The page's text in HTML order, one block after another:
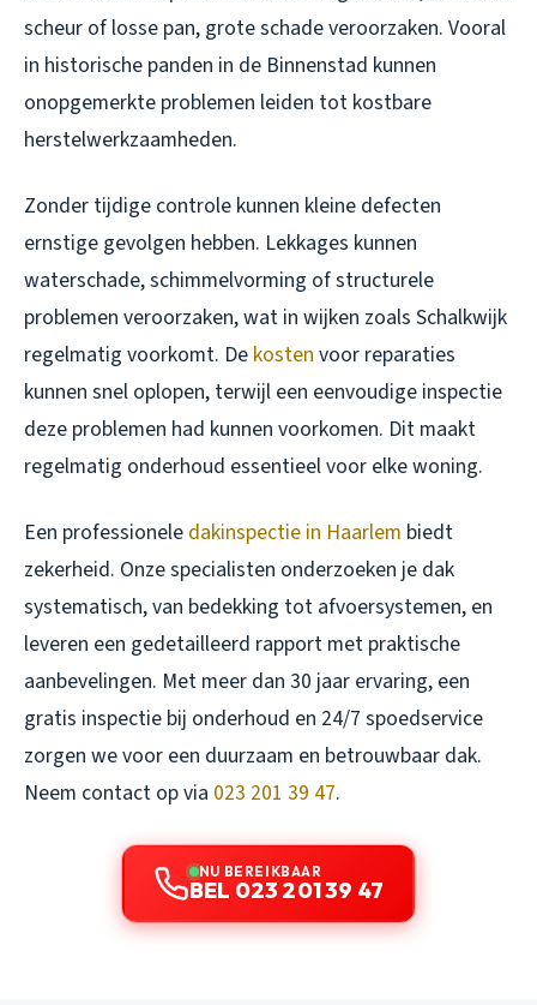
scheur of losse pan, grote schade veroorzaken. Vooral
in historische panden in de Binnenstad kunnen
onopgemerkte problemen leiden tot kostbare
herstelwerkzaamheden.
Zonder tijdige controle kunnen kleine defecten
ernstige gevolgen hebben. Lekkages kunnen
waterschade, schimmelvorming of structurele
problemen veroorzaken, wat in wijken zoals Schalkwijk
regelmatig voorkomt. De kosten voor reparaties
kunnen snel oplopen, terwijl een eenvoudige inspectie
deze problemen had kunnen voorkomen. Dit maakt
regelmatig onderhoud essentieel voor elke woning.
Een professionele dakinspectie in Haarlem biedt
zekerheid. Onze specialisten onderzoeken je dak
systematisch, van bedekking tot afvoersystemen, en
leveren een gedetailleerd rapport met praktische
aanbevelingen. Met meer dan 30 jaar ervaring, een
gratis inspectie bij onderhoud en 24/7 spoedservice
zorgen we voor een duurzaam en betrouwbaar dak.
Neem contact op via 023 201 39 47.
NU BEREIKBAAR
BEL 023 201 39 47